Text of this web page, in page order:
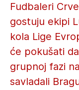
Fudbaleri
gostuju ekipi
kola Lige
će pokušati
grupnoj fazi
savladali